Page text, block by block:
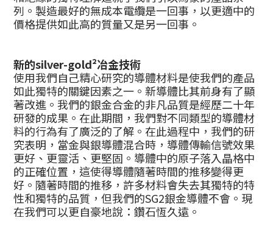
列。製造最好的無成本電纜是一回事，以更適中的
價格提供如此高的質量又是另一回事。
新的silver-gold²冶金技術
使用我們自己精心研究的導體材料是使我們的產品
如此獨特的關鍵因素之一。新導體比其前身有了顯
著改進。我們的銀金合金的非凡品質是經歷二十年
研發的成果。在此期間，我們對不同類型的導體材
料的行為有了廣泛的了解。在此過程中，我們的研
究表明，當金與銀導體混合時，導體傳輸信號效果
更好、更靈活、更堅固。導體中的原子落入晶格中
的正確位置，這使得導體隨著時間的推移變得更
好。隨著時間的推移，許多材料會失去其獨特的特
性和獨特的品質，但我們的SG2銀金導體不會。現
在我們可以更自豪地說：鑽石恆久遠。